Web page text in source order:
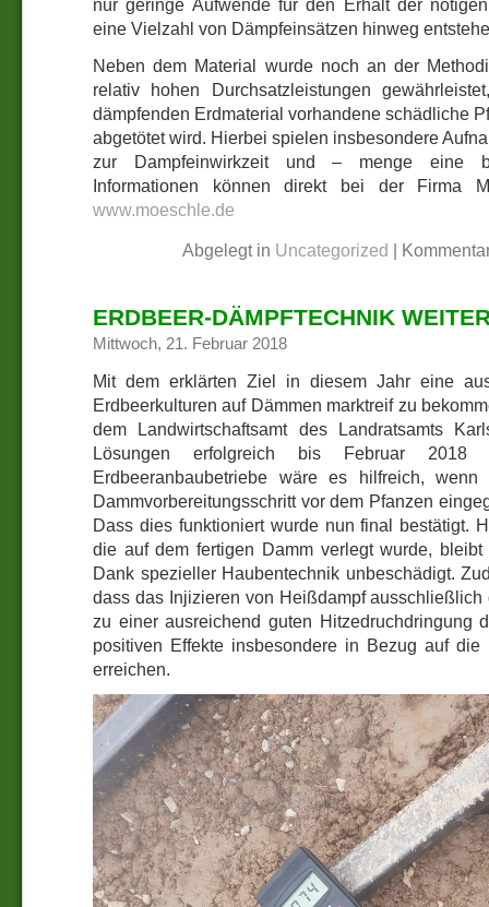
nur geringe Aufwende für den Erhalt der
eine Vielzahl von Dämpfeinsätzen hinweg
Neben dem Material wurde noch an der
relativ hohen Durchsatzleistungen
dämpfenden Erdmaterial vorhandene schädliche
abgetötet wird. Hierbei spielen insbesondere
zur Dampfeinwirkzeit und – menge eine
Informationen können direkt bei der Firma
www.moeschle.de
Abgelegt in Uncategorized
ERDBEER-DÄMPFTECHNIK
Mittwoch, 21. Februar 2018
Mit dem erklärten Ziel in diesem Jahr eine
Erdbeerkulturen auf Dämmen marktreif zu
dem Landwirtschaftsamt des Landratsamts
Lösungen erfolgreich bis Februar 2018
Erdbeeranbaubetriebe wäre es hilfreich,
Dammvorbereitungsschritt vor dem Pfanzen
Dass dies funktioniert wurde nun final bestätigt.
die auf dem fertigen Damm verlegt wurde,
Dank spezieller Haubentechnik unbeschädigt.
dass das Injizieren von Heißdampf
zu einer ausreichend guten Hitzedruchdringung
positiven Effekte insbesondere in Bezug auf die
erreichen.